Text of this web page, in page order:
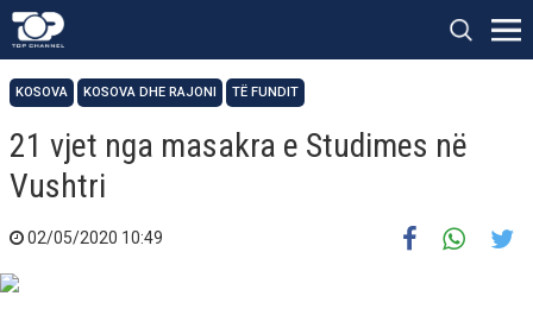
KOSOVA KOSOVA DHE RAJONI TË FUNDIT
21 vjet nga masakra e Studimes në
Vushtri
02/05/2020 10:49